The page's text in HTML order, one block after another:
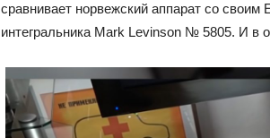
сравнивает норвежский аппарат со
интегральника Mark Levinson № 5805. И в